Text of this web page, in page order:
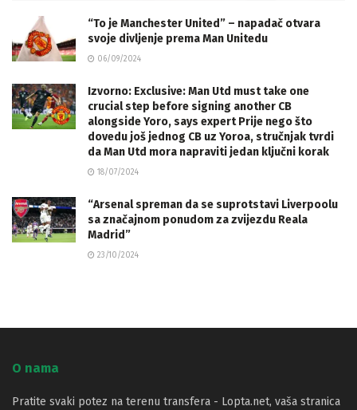
“To je Manchester United” – napadač otvara
svoje divljenje prema Man Unitedu
06/09/2024
Izvorno: Exclusive: Man Utd must take one
crucial step before signing another CB
alongside Yoro, says expert Prije nego što
dovedu još jednog CB uz Yoroa, stručnjak tvrdi
da Man Utd mora napraviti jedan ključni korak
18/07/2024
“Arsenal spreman da se suprotstavi Liverpoolu
sa značajnom ponudom za zvijezdu Reala
Madrid”
23/10/2024
O nama
Pratite svaki potez na terenu transfera - Lopta.net, vaša stranica